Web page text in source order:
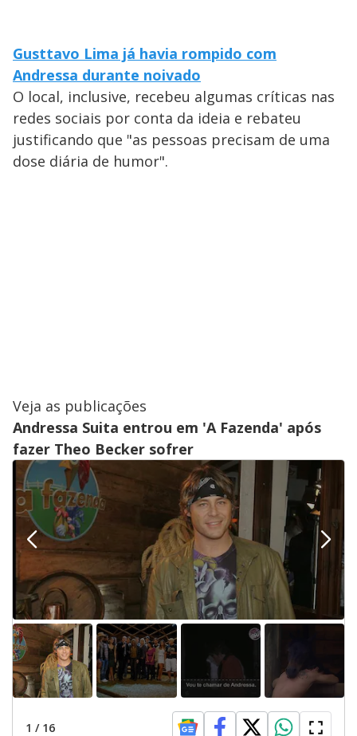
Gusttavo Lima já havia rompido com
Andressa durante noivado
O local, inclusive, recebeu algumas críticas nas
redes sociais por conta da ideia e rebateu
justificando que "as pessoas precisam de uma
dose diária de humor".
Veja as publicações
Andressa Suita entrou em 'A Fazenda' após
fazer Theo Becker sofrer
1 / 16